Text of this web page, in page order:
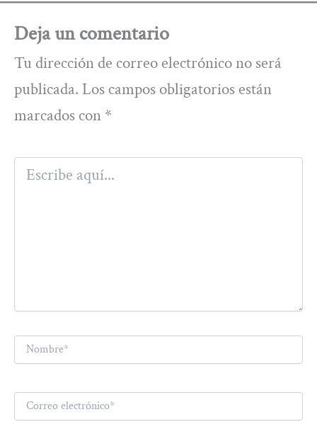
Deja un comentario
Tu dirección de correo electrónico no será
publicada. Los campos obligatorios están
marcados con *
Escribe
aquí...
Nombre*
Correo
electrónico*